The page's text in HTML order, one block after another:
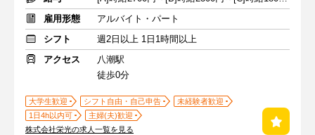
雇用形態
アルバイト・パート
シフト
週2日以上 1日1時間以上
アクセス
八潮駅
徒歩0分
大学生歓迎 シフト自由・自己申告
未経験者歓迎
1日4h以内可
主婦(夫)歓迎
株式会社栄光の求人一覧を見る